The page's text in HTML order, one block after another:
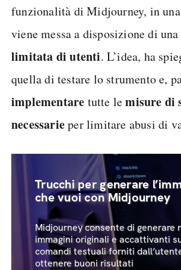
funzionalità di Midjourney, in
viene messa a disposizione di una
limitata di utenti. L’idea, ha
quella di testare lo strumento e,
implementare tutte lemisure di
necessarieper limitare abusi di
Trucchi per generare
che vuoi con Midjourney
Midjourney consente di generare
immagini originali e accattivanti
comandi testuali forniti
ottenere buoni risultati